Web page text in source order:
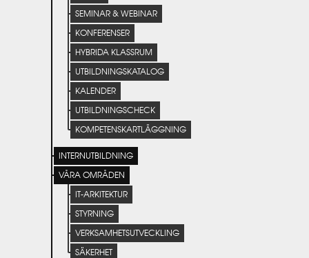
SEMINAR & WEBINAR
KONFERENSER
HYBRIDA KLASSRUM
UTBILDNINGSKATALOG
KALENDER
UTBILDNINGSCHECK
KOMPETENSKARTLÄGGNING
INTERNUTBILDNING
VÅRA OMRÅDEN
IT-ARKITEKTUR
STYRNING
VERKSAMHETSUTVECKLING
SÄKERHET